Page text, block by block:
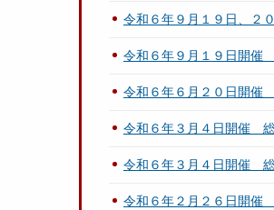
令和６年９月１９日、
令和６年９月１９日開
令和６年６月２０日開
令和６年３月４日開催
令和６年３月４日開催
令和６年２月２６日開催